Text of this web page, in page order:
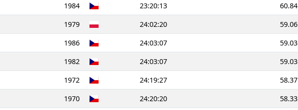
1984 23:20:13 60.84
1979 24:02:20 59.06
1986 24:03:07 59.03
1982 24:03:07 59.03
1972 24:19:27 58.37
1970 24:20:20 58.33